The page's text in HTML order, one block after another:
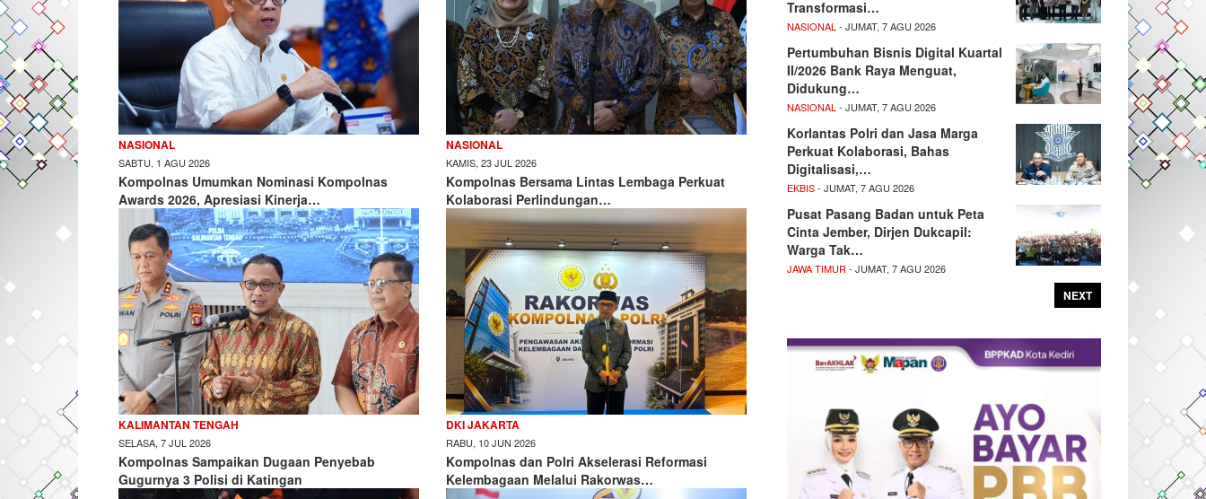
NASIONAL
SABTU, 1 AGU 2026
Kompolnas Umumkan Nominasi Kompolnas
Awards 2026, Apresiasi Kinerja…
NASIONAL
KAMIS, 23 JUL 2026
Kompolnas Bersama Lintas Lembaga Perkuat
Kolaborasi Perlindungan…
KALIMANTAN TENGAH
SELASA, 7 JUL 2026
Kompolnas Sampaikan Dugaan Penyebab
Gugurnya 3 Polisi di Katingan
DKI JAKARTA
RABU, 10 JUN 2026
Kompolnas dan Polri Akselerasi Reformasi
Kelembagaan Melalui Rakorwas…
Transformasi…
NASIONAL - JUMAT, 7 AGU 2026
Pertumbuhan Bisnis Digital Kuartal
II/2026 Bank Raya Menguat,
Didukung…
NASIONAL - JUMAT, 7 AGU 2026
Korlantas Polri dan Jasa Marga
Perkuat Kolaborasi, Bahas
Digitalisasi,…
EKBIS- JUMAT, 7 AGU 2026
Pusat Pasang Badan untuk Peta
Cinta Jember, Dirjen Dukcapil:
Warga Tak…
JAWA TIMUR - JUMAT, 7 AGU 2026
NEXT